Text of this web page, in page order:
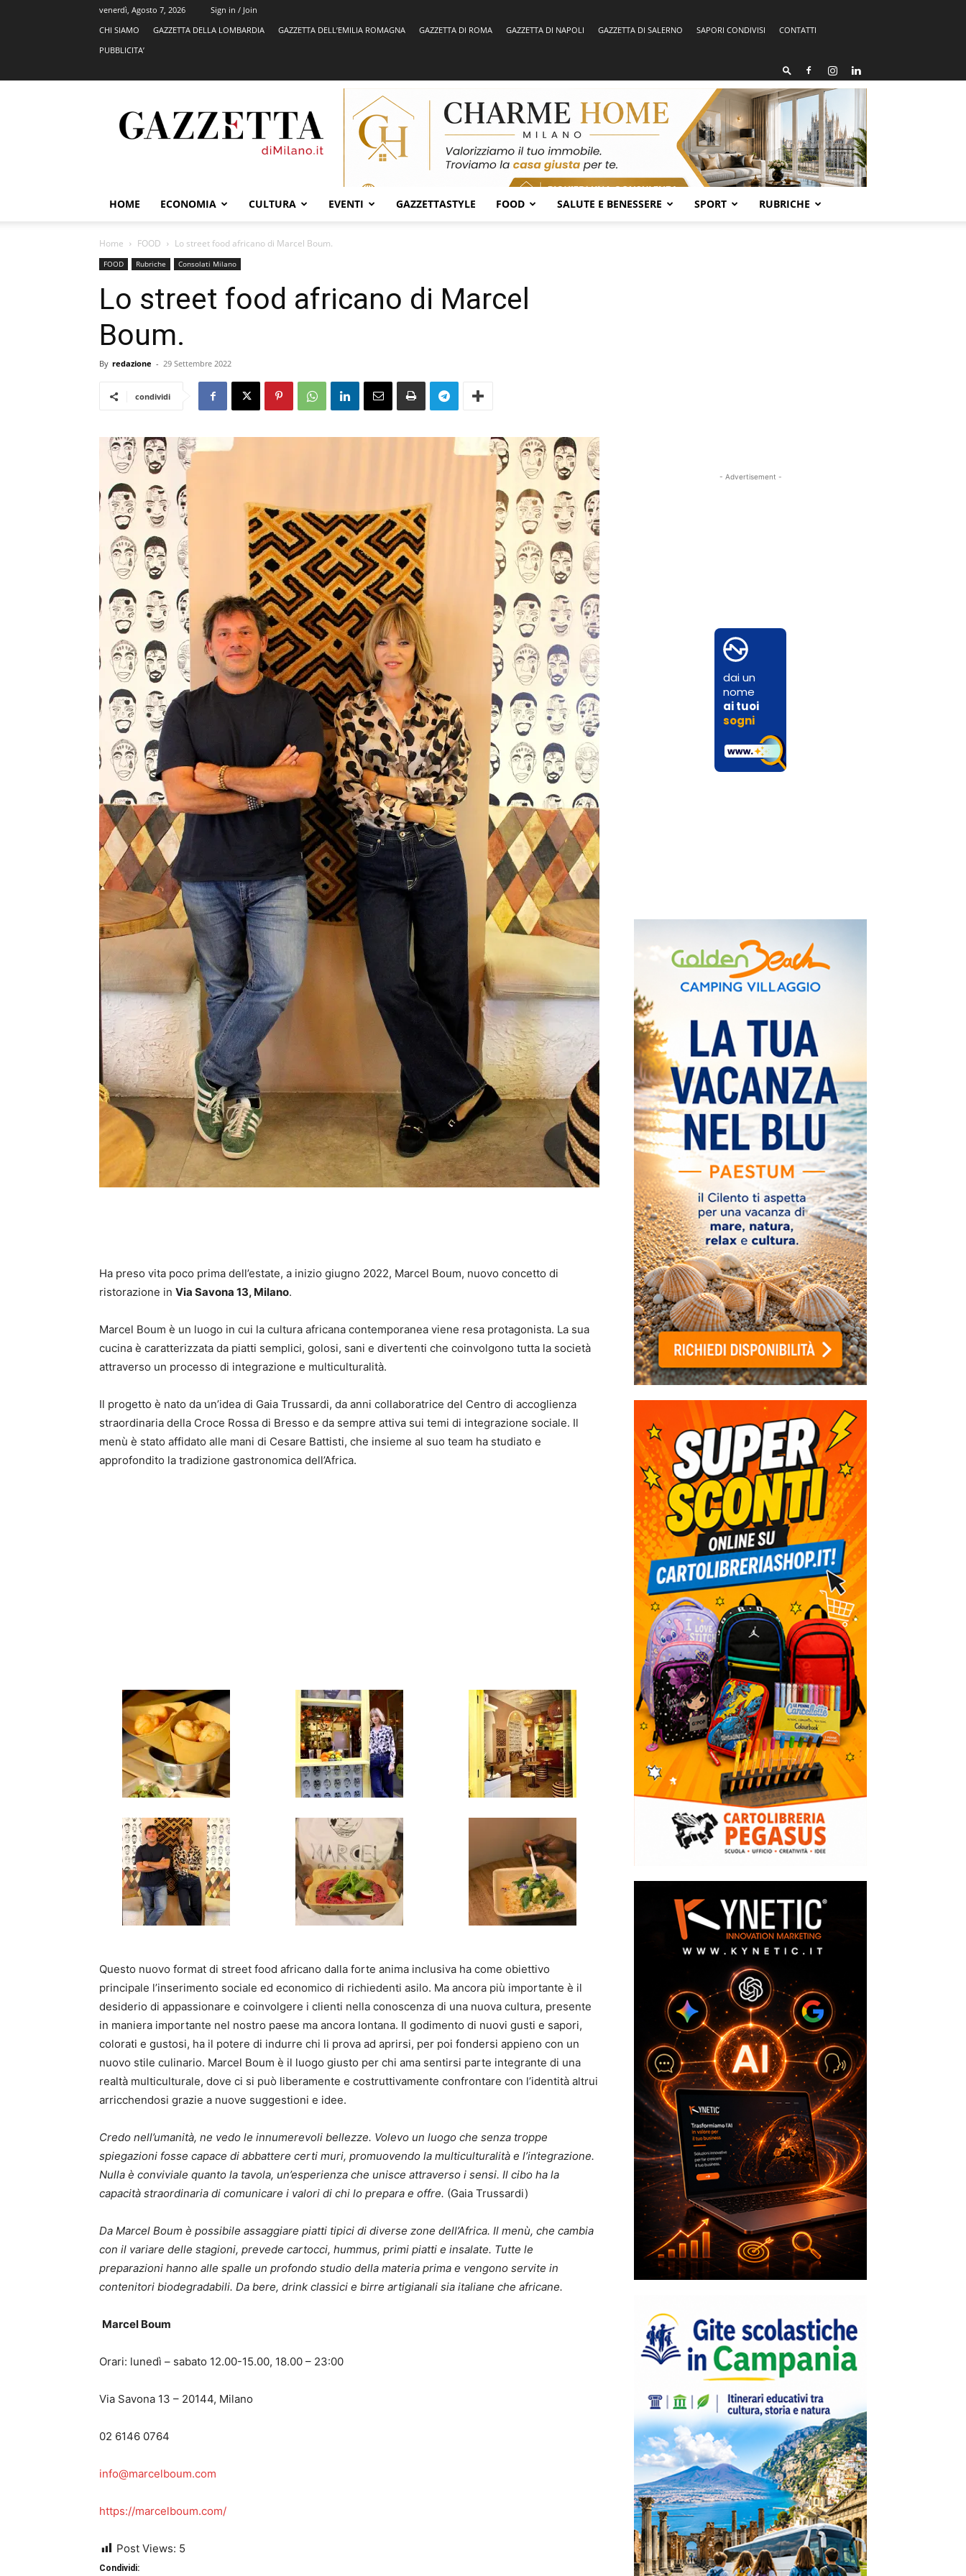
venerdì, Agosto 7, 2026
Sign in / Join
CHI SIAMO
GAZZETTA DELLA LOMBARDIA GAZZETTA DELL’EMILIA ROMAGNA GAZZETTA DI ROMA GAZZETTA DI NAPOLI GAZZETTA DI SALERNO SAPORI CONDIVISI
CONTATTI
PUBBLICITA’
HOME ECONOMIA CULTURA EVENTI GAZZETTASTYLE FOOD SALUTE E BENESSERE SPORT RUBRICHE
Home FOOD Lo street food africano di Marcel Boum.
FOOD Rubriche Consolati Milano
Lo street food africano di Marcel
Boum.
By redazione - 29 Settembre 2022
condividi
Ha preso vita poco prima dell’estate, a inizio giugno 2022, Marcel Boum, nuovo concetto di
ristorazione in Via Savona 13, Milano.
Marcel Boum è un luogo in cui la cultura africana contemporanea viene resa protagonista. La sua
cucina è caratterizzata da piatti semplici, golosi, sani e divertenti che coinvolgono tutta la società
attraverso un processo di integrazione e multiculturalità.
Il progetto è nato da un’idea di Gaia Trussardi, da anni collaboratrice del Centro di accoglienza
straordinaria della Croce Rossa di Bresso e da sempre attiva sui temi di integrazione sociale. Il
menù è stato affidato alle mani di Cesare Battisti, che insieme al suo team ha studiato e
approfondito la tradizione gastronomica dell’Africa.
Questo nuovo format di street food africano dalla forte anima inclusiva ha come obiettivo
principale l’inserimento sociale ed economico di richiedenti asilo. Ma ancora più importante è il
desiderio di appassionare e coinvolgere i clienti nella conoscenza di una nuova cultura, presente
in maniera importante nel nostro paese ma ancora lontana. Il godimento di nuovi gusti e sapori,
colorati e gustosi, ha il potere di indurre chi li prova ad aprirsi, per poi fondersi appieno con un
nuovo stile culinario. Marcel Boum è il luogo giusto per chi ama sentirsi parte integrante di una
realtà multiculturale, dove ci si può liberamente e costruttivamente confrontare con l’identità altrui
arricchendosi grazie a nuove suggestioni e idee.
Credo nell’umanità, ne vedo le innumerevoli bellezze. Volevo un luogo che senza troppe
spiegazioni fosse capace di abbattere certi muri, promuovendo la multiculturalità e l’integrazione.
Nulla è conviviale quanto la tavola, un’esperienza che unisce attraverso i sensi. Il cibo ha la
capacità straordinaria di comunicare i valori di chi lo prepara e offre. (Gaia Trussardi)
Da Marcel Boum è possibile assaggiare piatti tipici di diverse zone dell’Africa. Il menù, che cambia
con il variare delle stagioni, prevede cartocci, hummus, primi piatti e insalate. Tutte le
preparazioni hanno alle spalle un profondo studio della materia prima e vengono servite in
contenitori biodegradabili. Da bere, drink classici e birre artigianali sia italiane che africane.
Marcel Boum
Orari: lunedì – sabato 12.00-15.00, 18.00 – 23:00
Via Savona 13 – 20144, Milano
02 6146 0764
info@marcelboum.com
https://marcelboum.com/
Post Views: 5
Condividi:
- Advertisement -